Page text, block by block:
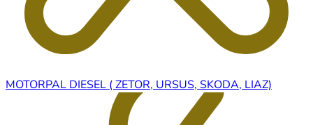
MOTORPAL DIESEL ( ZETOR, URSUS, SKODA, LIAZ)